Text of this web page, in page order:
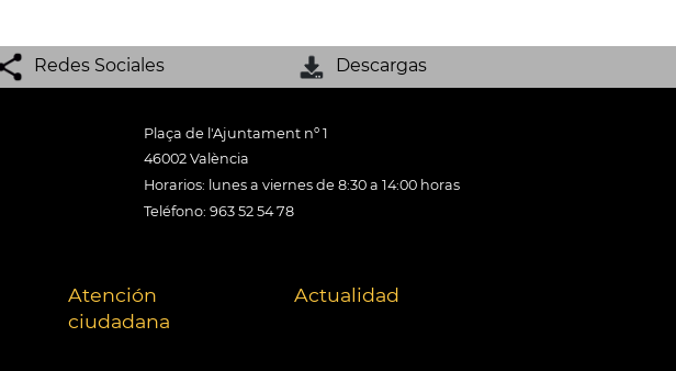
Redes Sociales Descargas
Plaça de l'Ajuntament nº 1
46002 València
Horarios: lunes a viernes de 8:30 a 14:00 horas
Teléfono: 963 52 54 78
Atención
ciudadana
Actualidad